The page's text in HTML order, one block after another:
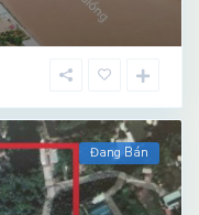
Đang Bán